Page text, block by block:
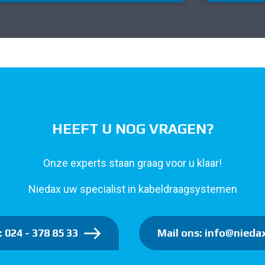
HEEFT U NOG VRAGEN?
Onze experts staan graag voor u klaar!
Niedax uw specialist in kabeldraagsystemen
024 - 378 85 33 Mail ons: